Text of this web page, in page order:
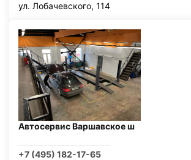
ул. Лобачевского, 114
Автосервис Варшавское ш
+7 (495) 182-17-65